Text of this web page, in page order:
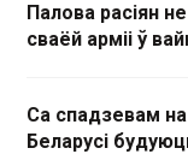
Палова расіян
сваёй арміі ў
Са спадзевам
Беларусі